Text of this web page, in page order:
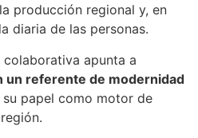
producción regional y, en
diaria de las personas.
apunta a
referente de modernidad
papel como motor de